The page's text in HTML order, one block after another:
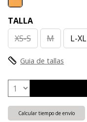
TALLA
XS-S
M L-XL
Guia de tallas
Calcular tiempo de envío